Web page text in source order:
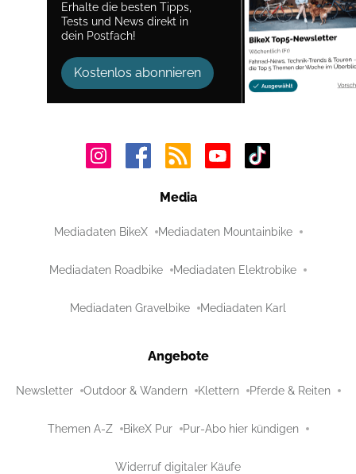
Erhalte die besten Tipps,
Tests und News direkt in
dein Postfach!
Kostenlos abonnieren
Media
Mediadaten BikeX Mediadaten Mountainbike
Mediadaten Roadbike Mediadaten Elektrobike
Mediadaten Gravelbike Mediadaten Karl
Angebote
Newsletter Outdoor & Wandern Klettern Pferde & Reiten
Themen A-Z BikeX Pur Pur-Abo hier kündigen
Widerruf digitaler Käufe